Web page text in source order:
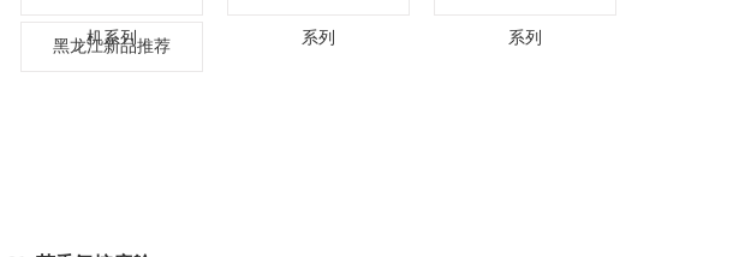
机系列 系列 系列
黑龙江新品推荐